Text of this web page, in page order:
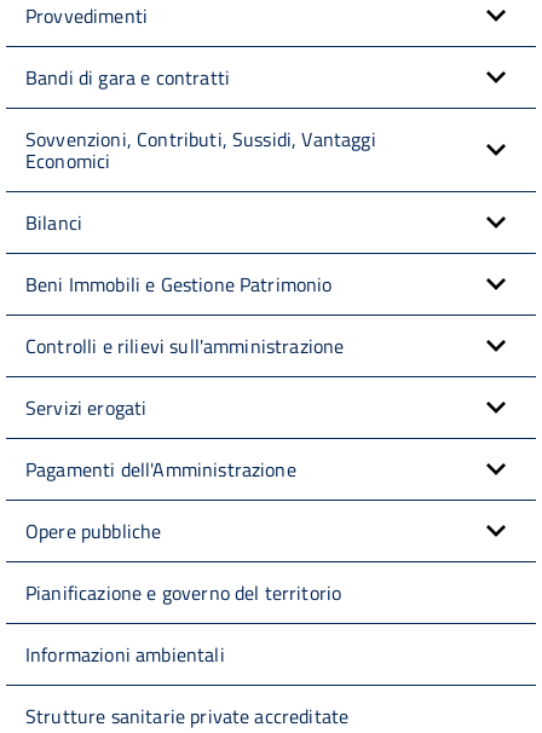
Provvedimenti
Bandi di gara e contratti
Sovvenzioni, Contributi, Sussidi, Vantaggi
Economici
Bilanci
Beni Immobili e Gestione Patrimonio
Controlli e rilievi sull'amministrazione
Servizi erogati
Pagamenti dell'Amministrazione
Opere pubbliche
Pianificazione e governo del territorio
Informazioni ambientali
Strutture sanitarie private accreditate